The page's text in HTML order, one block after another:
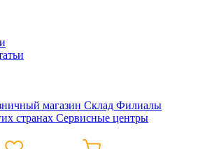
магазин Склад Филиалы
странах Сервисные центры